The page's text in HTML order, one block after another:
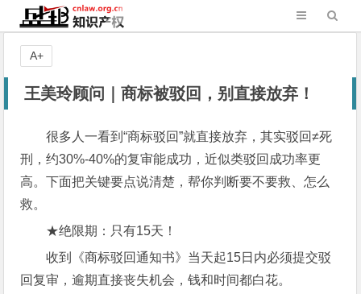
王美玲顾问｜商标被驳回，别直接放弃！
很多人一看到“商标驳回”就直接放弃，其实驳回≠死
刑，约30%-40%的复审能成功，近似类驳回成功率更
高。下面把关键要点说清楚，帮你判断要不要救、怎么
救。
★绝限期：只有15天！
收到《商标驳回通知书》当天起15日内必须提交驳
回复审，逾期直接丧失机会，钱和时间都白花。
A+